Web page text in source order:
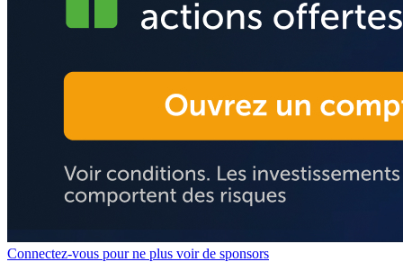
Connectez-vous pour ne plus voir de sponsors